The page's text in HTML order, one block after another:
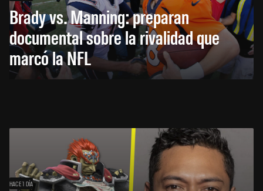
Brady vs. Manning: preparan
documental sobre la rivalidad que
marcó la NFL
HACE 1 DÍA